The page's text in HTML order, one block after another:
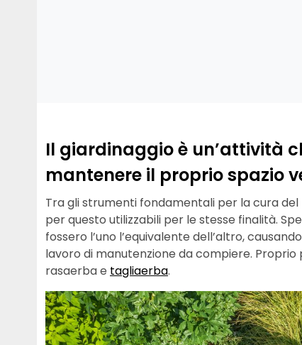
Il giardinaggio è un’attività
mantenere il proprio spazio
Tra gli strumenti fondamentali per la cura
per questo utilizzabili per le stesse finalità.
fossero l’uno l’equivalente dell’altro,
lavoro di manutenzione da compiere.
rasaerba e tagliaerba.